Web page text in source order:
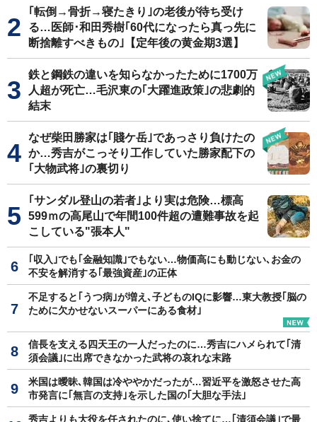
｢転倒→骨折→寝たきり｣の老後が待ち受け
る…医師･和田秀樹｢60代になったら真っ先に
断捨離すべきもの｣【定年後の黄金期3選】
鉄と鋼鉄の違いを知らなかったために1700万
人超が死亡…毛沢東の｢大躍進政策｣の悲劇的
結末
なぜ柴田勝家は｢賤ケ岳｣であっさり負けたの
か…秀吉がこっそり工作していた勝家配下の
｢大物武将｣の裏切り
｢サンダル登山の若者｣より実は危険…標高
599ｍの高尾山で年間100件超の遭難事故を起
こしている"張本人"
｢収入｣でも｢金融知識｣でもない…物価高にも動じない､お金の
不安を解消する｢最強資産｣の正体
不足すると｢うつ病｣が増え､子どものIQに影響…東大教授｢脳の
ために欠かせないスーパーにある食材｣
信長を支える四天王の一人だったのに…秀吉にハメられて｢清
須会議｣に出席できなかった武将の哀れな末路
米国は曖昧､韓国は冷ややかだったが…習近平を激怒させた高
市発言に｢無言の支持｣を示した国の｢大胆な手法｣
秀吉よりも大役を任されたのに､使い捨てに…｢清須会議｣で最